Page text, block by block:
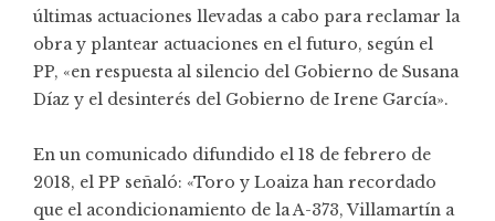
últimas actuaciones llevadas a cabo para reclamar la
obra y plantear actuaciones en el futuro, según el
PP, «en respuesta al silencio del Gobierno de Susana
Díaz y el desinterés del Gobierno de Irene García».
En un comunicado difundido el 18 de febrero de
2018, el PP señaló: «Toro y Loaiza han recordado
que el acondicionamiento de la A-373, Villamartín a